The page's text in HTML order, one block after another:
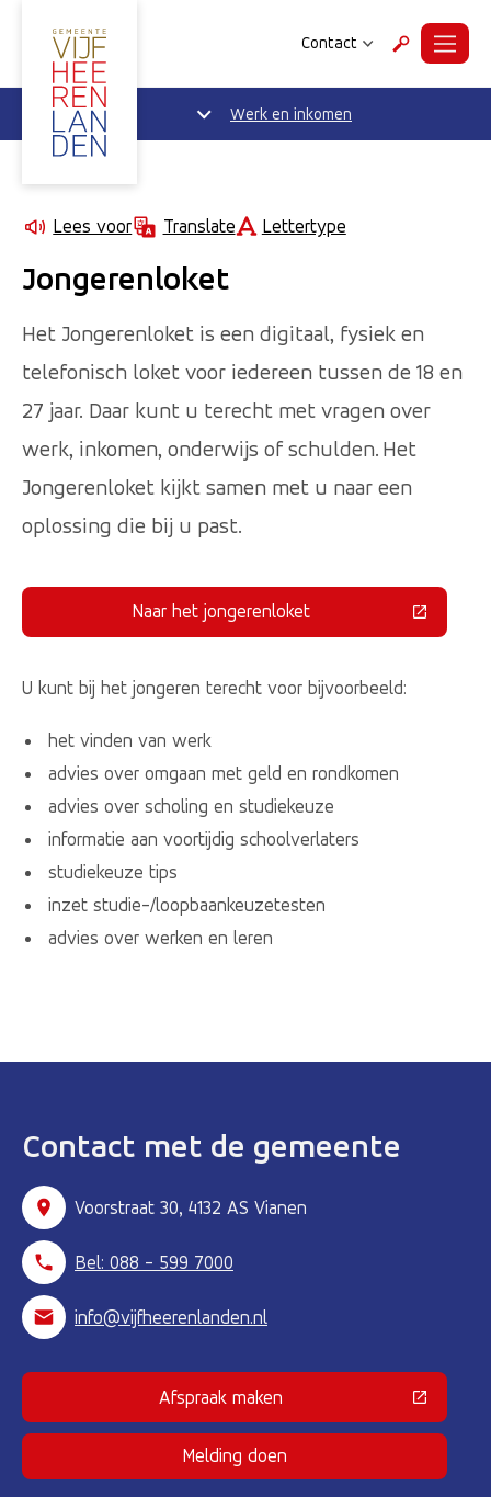
Contact ZoekenMenu
Werk en inkomen
Lees voor Translate Lettertype
Jongerenloket
Het Jongerenloket is een digitaal, fysiek en
telefonisch loket voor iedereen tussen de 18 en
27 jaar. Daar kunt u terecht met vragen over
werk, inkomen, onderwijs of schulden. Het
Jongerenloket kijkt samen met u naar een
oplossing die bij u past.
Naar het jongerenloket(Deze link gaat naar een externe
U kunt bij het jongeren terecht voor bijvoorbeeld:
het vinden van werk
advies over omgaan met geld en rondkomen
advies over scholing en studiekeuze
informatie aan voortijdig schoolverlaters
studiekeuze tips
inzet studie-/loopbaankeuzetesten
advies over werken en leren
Contact met de gemeente
Voorstraat 30, 4132 AS Vianen
Bel: 088 - 599 7000
info@vijfheerenlanden.nl
Afspraak maken(Deze link gaat naar een externe
Melding doen